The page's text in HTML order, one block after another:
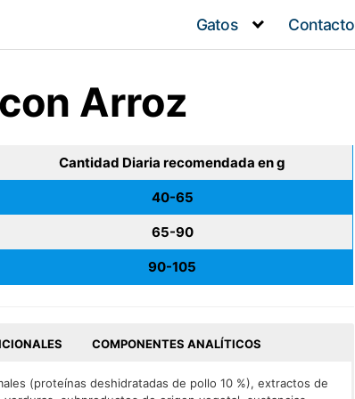
Gatos Contacto
Arroz
Cantidad Diaria recomendada en g
40-65
65-90
90-105
COMPONENTES ANALÍTICOS
(proteínas deshidratadas de pollo 10 %), extractos de